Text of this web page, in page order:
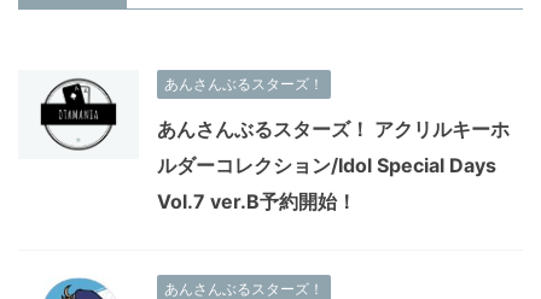
あんさんぶるスターズ！
あんさんぶるスターズ！ アクリルキーホ
ルダーコレクション/Idol Special Days
Vol.7 ver.B予約開始！
あんさんぶるスターズ！